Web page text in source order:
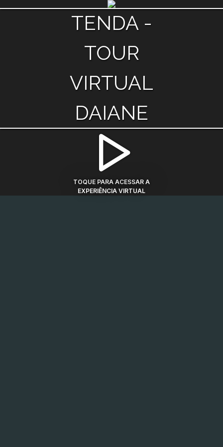
TENDA -
TOUR
VIRTUAL
DAIANE
TOQUE PARA ACESSAR A
EXPERIÊNCIA VIRTUAL